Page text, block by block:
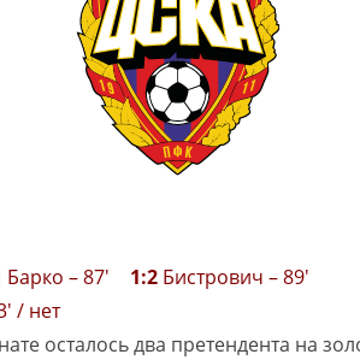
Барко – 87' 1:2 Бистрович – 89'
/ нет
осталось два претендента на